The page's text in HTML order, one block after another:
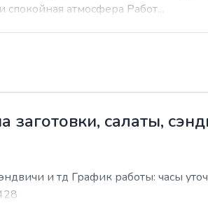
атмосфера Работ...
салаты,
и тд График работы: часы